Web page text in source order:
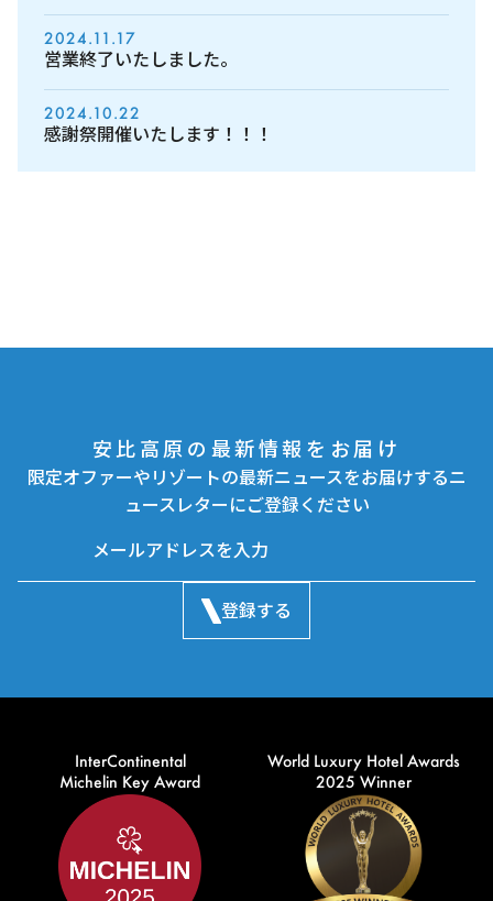
2024.11.17
営業終了いたしました。
2024.10.22
感謝祭開催いたします！！！
安比高原の最新情報をお届け
限定オファーやリゾートの最新ニュースをお届けするニ
ュースレターにご登録ください
登録する
InterContinental
Michelin Key Award
World Luxury Hotel Awards
2025 Winner